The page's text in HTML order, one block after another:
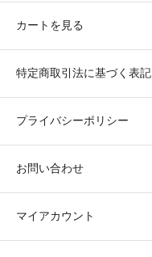
カートを見る
特定商取引法に基づく表記
プライバシーポリシー
お問い合わせ
マイアカウント